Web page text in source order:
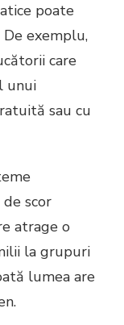
poate
exemplu,
care
unui
sau cu
scor
atrage o
la grupuri
lumea are